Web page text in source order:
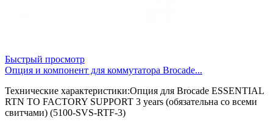
Быстрый просмотр
Опция и компонент для коммутатора Brocade...
Технические характеристики:Опция для Brocade ESSENTIAL
RTN TO FACTORY SUPPORT 3 years (обязательна со всеми
свитчами) (5100-SVS-RTF-3)